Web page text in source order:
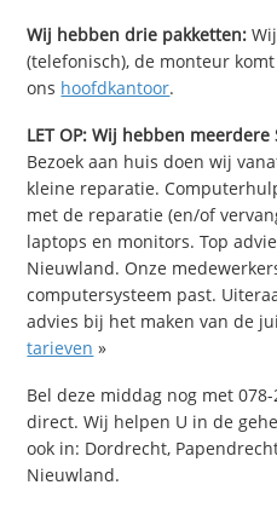
Wij hebben drie pakketten:
(telefonisch), de monteur
ons hoofdkantoor.
LET OP: Wij hebben
Bezoek aan huis doen wij
kleine reparatie.
met de reparatie (en/of
laptops en monitors. Top
Nieuwland. Onze
computersysteem past.
advies bij het maken van de
tarieven »
Bel deze middag nog met
direct. Wij helpen U in de
ook in: Dordrecht,
Nieuwland.